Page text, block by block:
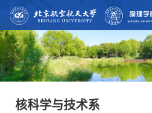
核科学与技术系